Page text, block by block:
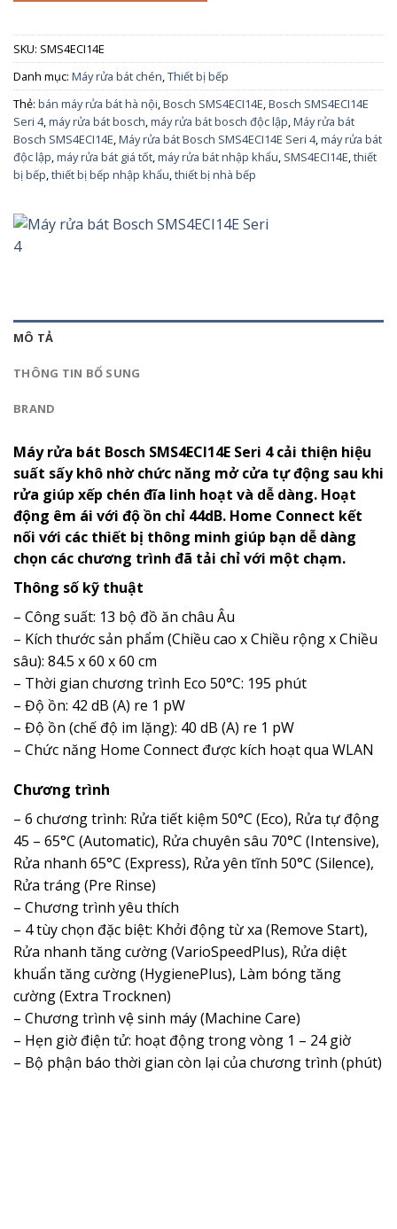
SKU: SMS4ECI14E
Danh mục: Máy rửa bát chén,Thiết bị bếp
Thẻ: bán máy rửa bát hà nội,Bosch SMS4ECI14E,Bosch SMS4ECI14E
Seri 4,máy rửa bát bosch,máy rửa bát bosch độc lập,Máy rửa bát
Bosch SMS4ECI14E,Máy rửa bát Bosch SMS4ECI14E Seri 4,máy rửa bát
độc lập,máy rửa bát giá tốt,máy rửa bát nhập khẩu, SMS4ECI14E,thiết
bị bếp,thiết bị bếp nhập khẩu,thiết bị nhà bếp
MÔ TẢ
THÔNG TIN BỔ SUNG
BRAND
Máy rửa bát Bosch SMS4ECI14E Seri 4 cải thiện hiệu
suất sấy khô nhờ chức năng mở cửa tự động sau khi
rửa giúp xếp chén đĩa linh hoạt và dễ dàng. Hoạt
động êm ái với độ ồn chỉ 44dB. Home Connect kết
nối với các thiết bị thông minh giúp bạn dễ dàng
chọn các chương trình đã tải chỉ với một chạm.
Thông số kỹ thuật
– Công suất: 13 bộ đồ ăn châu Âu
– Kích thước sản phẩm (Chiều cao x Chiều rộng x Chiều
sâu): 84.5 x 60 x 60 cm
– Thời gian chương trình Eco 50°C: 195 phút
– Độ ồn: 42 dB (A) re 1 pW
– Độ ồn (chế độ im lặng): 40 dB (A) re 1 pW
– Chức năng Home Connect được kích hoạt qua WLAN
Chương trình
– 6 chương trình: Rửa tiết kiệm 50°C (Eco), Rửa tự động
45 – 65°C (Automatic), Rửa chuyên sâu 70°C (Intensive),
Rửa nhanh 65°C (Express), Rửa yên tĩnh 50°C (Silence),
Rửa tráng (Pre Rinse)
– Chương trình yêu thích
– 4 tùy chọn đặc biệt: Khởi động từ xa (Remove Start),
Rửa nhanh tăng cường (VarioSpeedPlus), Rửa diệt
khuẩn tăng cường (HygienePlus), Làm bóng tăng
cường (Extra Trocknen)
– Chương trình vệ sinh máy (Machine Care)
– Hẹn giờ điện tử: hoạt động trong vòng 1 – 24 giờ
– Bộ phận báo thời gian còn lại của chương trình (phút)